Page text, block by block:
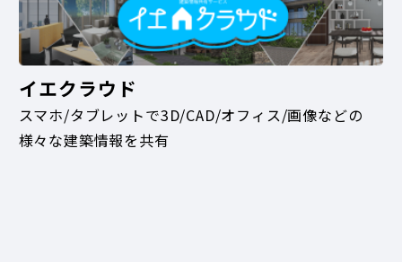
イエクラウド
スマホ/タブレットで3D/CAD/オフィス/画像などの
様々な建築情報を共有